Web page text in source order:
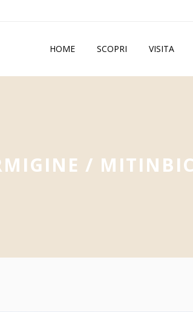
HOME SCOPRI VISITA
/